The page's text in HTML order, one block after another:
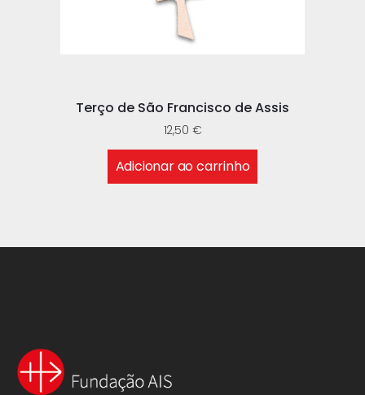
Terço de São Francisco de Assis
12,50 €
Adicionar ao carrinho